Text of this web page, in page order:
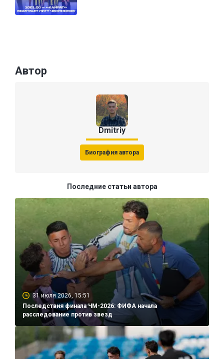
Автор
Dmitriy
Биография автора
Последние статьи автора
31 июля 2026, 15:51
Последствия финала ЧМ-2026: ФИФА начала
расследование против звезд